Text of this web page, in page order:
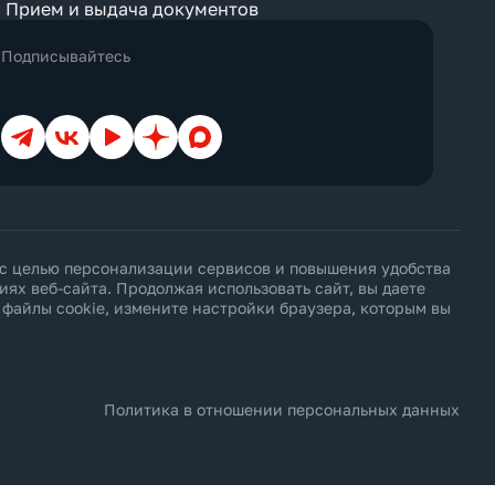
Classic
Club
Creek View
Deluxe
Diamond Club
Exclusive
Executive
Family
Прием и выдача документов
Подписывайтесь
ТелеграмВКонтакте
YouTubeДзен Max
персонализации сервисов и повышения удобства
веб-сайта. Продолжая использовать сайт, вы даете
файлы cookie, измените настройки браузера, которым вы
Политика в отношении персональных данных